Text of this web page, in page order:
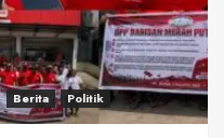
Berita Politik